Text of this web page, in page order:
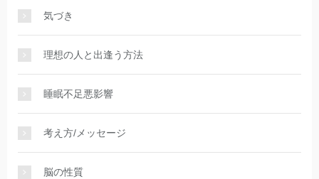
気づき
理想の人と出逢う方法
睡眠不足悪影響
考え方/メッセージ
脳の性質